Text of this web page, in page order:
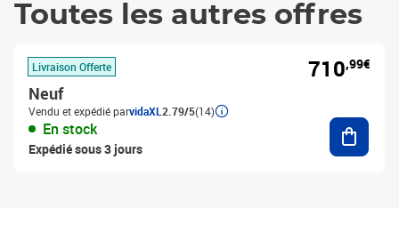
Toutes les autres offres
Livraison Offerte
Neuf
Vendu et expédié parvidaXL 2.79/5(14)
En stock
Expédié sous 3 jours
710,99€